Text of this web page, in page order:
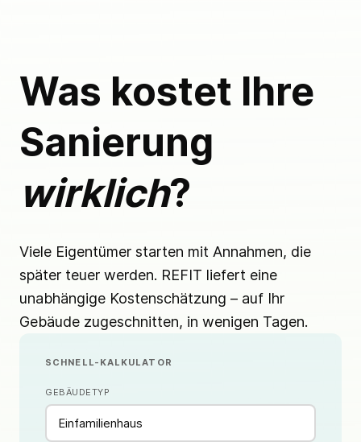
Was kostet Ihre
Sanierung
wirklich?
Viele Eigentümer starten mit Annahmen, die
später teuer werden. REFIT liefert eine
unabhängige Kostenschätzung – auf Ihr
Gebäude zugeschnitten, in wenigen Tagen.
SCHNELL-KALKULATOR
GEBÄUDETYP